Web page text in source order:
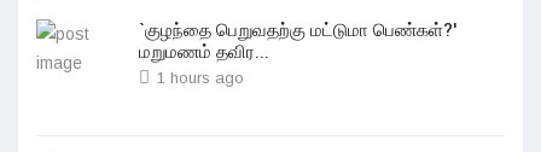
`குழந்தை பெறுவதற்கு மட்டுமா பெண்கள்?'
மறுமணம் தவிர...
1 hours ago